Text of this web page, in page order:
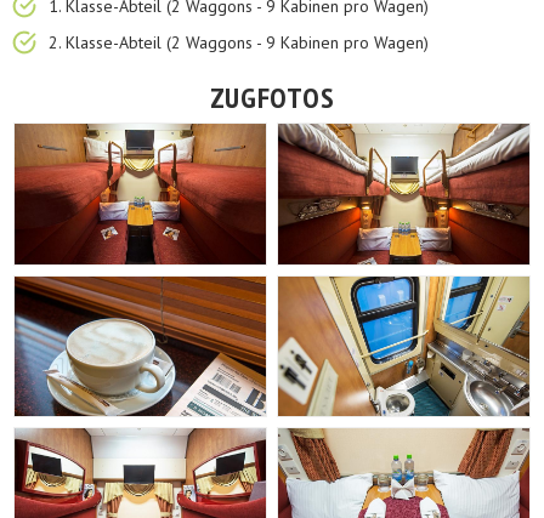
1. Klasse-Abteil (2 Waggons - 9 Kabinen pro Wagen)
2. Klasse-Abteil (2 Waggons - 9 Kabinen pro Wagen)
ZUGFOTOS